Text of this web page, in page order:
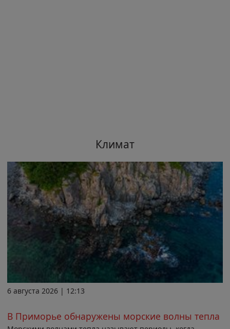
Климат
6 августа 2026 | 12:13
В Приморье обнаружены морские волны тепла